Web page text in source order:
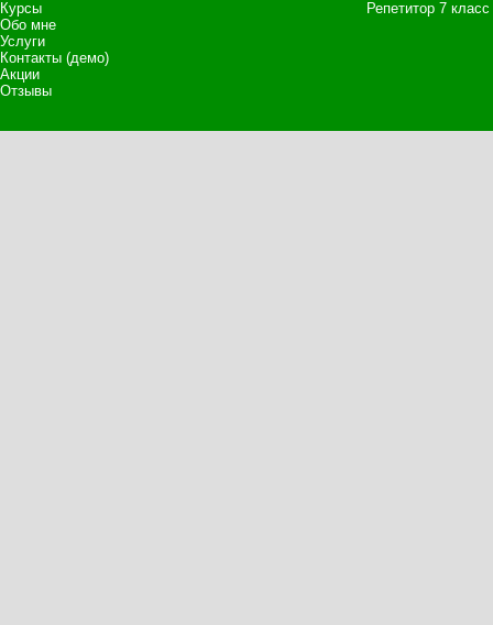
Курсы
Обо мне
Услуги
Контакты (демо)
Акции
Отзывы
Репетитор 7 класс